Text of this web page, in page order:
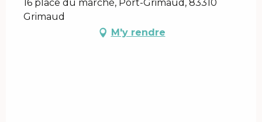
16 place du marché, Port-Grimaud, 83310
Grimaud
M'y rendre